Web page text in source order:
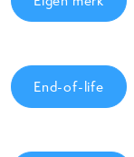
End-of-life